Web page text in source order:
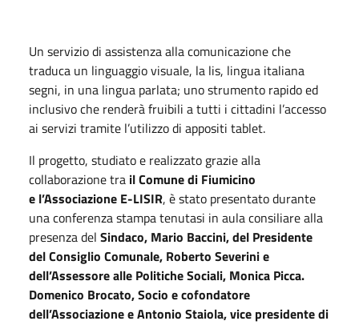
Un servizio di assistenza alla comunicazione che
traduca un linguaggio visuale, la lis, lingua italiana
segni, in una lingua parlata; uno strumento rapido ed
inclusivo che renderà fruibili a tutti i cittadini l’accesso
ai servizi tramite l’utilizzo di appositi tablet.
Il progetto, studiato e realizzato grazie alla
collaborazione tra il Comune di Fiumicino
e l’Associazione E-LISIR, è stato presentato durante
una conferenza stampa tenutasi in aula consiliare alla
presenza del Sindaco, Mario Baccini, del Presidente
del Consiglio Comunale, Roberto Severini e
dell’Assessore alle Politiche Sociali, Monica Picca.
Domenico Brocato, Socio e cofondatore
dell’Associazione e Antonio Staiola, vice presidente di